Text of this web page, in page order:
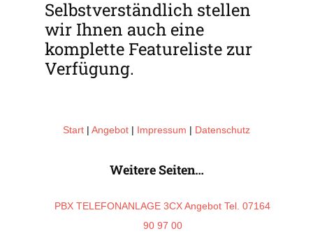
Selbstverständlich stellen
wir Ihnen auch eine
komplette Featureliste zur
Verfügung.
Start | Angebot | Impressum | Datenschutz
Weitere Seiten…
PBX TELEFONANLAGE 3CX Angebot Tel. 07164
90 97 00